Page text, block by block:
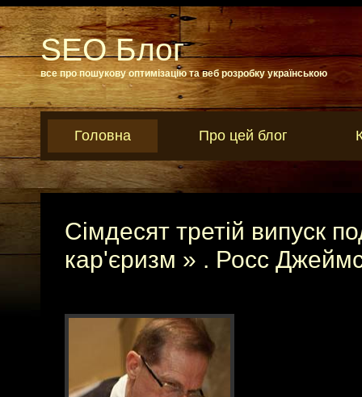
SEO Блог
все про пошукову оптимізацію та веб розробку українською
Головна Про цей блог
Сімдесят третій випуск
кар'єризм » . Росс